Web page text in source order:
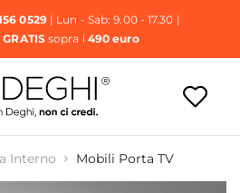
0529| Lun - Sab: 9.00 - 17.30 |
sopra i 490 euro
Interno Mobili Porta TV